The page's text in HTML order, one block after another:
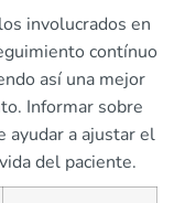
involucrados en
contínuo
así una mejor
Informar sobre
ayudar a ajustar el
del paciente.